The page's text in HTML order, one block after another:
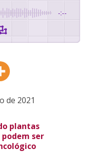
-:--
de 2021
plantas
ser